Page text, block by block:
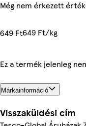
Még nem érkezett
649 Ft649 Ft/kg
Ez a termék jelenleg
Márkainformáció
Visszaküldési cím